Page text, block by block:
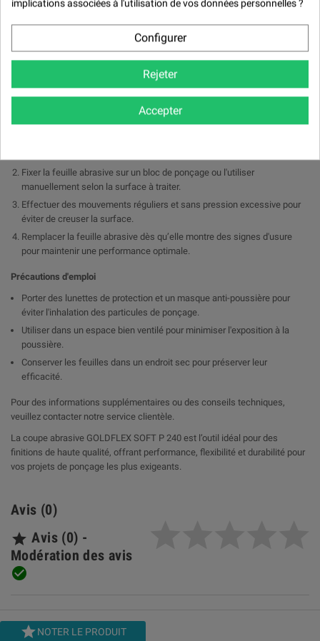
de peinture.
Ponçage de Métal : Élimination des irrégularités et préparation des
surfaces pour une meilleure adhérence des couches suivantes.
Travaux sur Plastique : Lissage des surfaces et préparation avant la
Fixer la feuille abrasive sur un bloc de ponçage ou l'utiliser
manuellement selon la surface à traiter.
Effectuer des mouvements réguliers et sans pression excessive pour
éviter de creuser la surface.
Remplacer la feuille abrasive dès qu’elle montre des signes d'usure
pour maintenir une performance optimale.
Précautions d'emploi
Porter des lunettes de protection et un masque anti-poussière pour
éviter l'inhalation des particules de ponçage.
Utiliser dans un espace bien ventilé pour minimiser l'exposition à la
poussière.
Conserver les feuilles dans un endroit sec pour préserver leur
efficacité.
Pour des informations supplémentaires ou des conseils techniques,
veuillez contacter notre service clientèle.
La coupe abrasive GOLDFLEX SOFT P 240 est l’outil idéal pour des
finitions de haute qualité, offrant performance, flexibilité et durabilité pour
vos projets de ponçage les plus exigeants.
Avis (0)
 Avis (0) -
Modération des avis

NOTER LE PRODUIT
implications associées à l'utilisation de vos données personnelles ?
Configurer
Rejeter
Accepter